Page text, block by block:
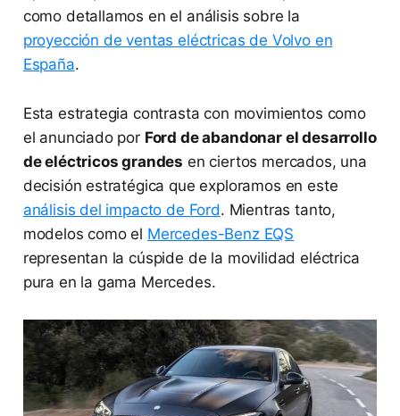
como detallamos en el análisis sobre la
proyección de ventas eléctricas de Volvo en
España.
Esta estrategia contrasta con movimientos como
el anunciado por Ford de abandonar el desarrollo
de eléctricos grandes en ciertos mercados, una
decisión estratégica que exploramos en este
análisis del impacto de Ford. Mientras tanto,
modelos como el Mercedes-Benz EQS
representan la cúspide de la movilidad eléctrica
pura en la gama Mercedes.